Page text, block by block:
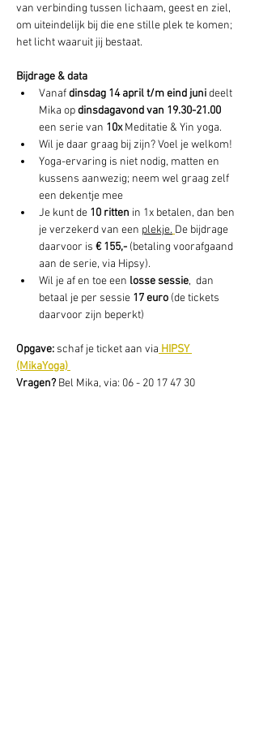
van verbinding tussen lichaam, geest en ziel,
om uiteindelijk bij die ene stille plek te komen;
het licht waaruit jij bestaat.
Bijdrage & data
Vanaf dinsdag 14 april t/m eind juni deelt
Mika op dinsdagavond van 19.30-21.00
een serie van 10x Meditatie & Yin yoga.
Wil je daar graag bij zijn? Voel je welkom!
Yoga-ervaring is niet nodig, matten en
kussens aanwezig; neem wel graag zelf
een dekentje mee
Je kunt de 10 ritten in 1x betalen, dan ben
je verzekerd van een plekje. De bijdrage
daarvoor is € 155,- (betaling voorafgaand
aan de serie, via Hipsy).
Wil je af en toe een losse sessie,  dan
betaal je per sessie 17 euro (de tickets
daarvoor zijn beperkt)
Opgave: schaf je ticket aan via HIPSY
(MikaYoga)
Vragen? Bel Mika, via: 06 - 20 17 47 30